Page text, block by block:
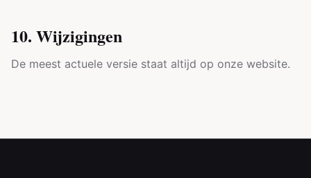
10. Wijzigingen
De meest actuele versie staat altijd op onze website.